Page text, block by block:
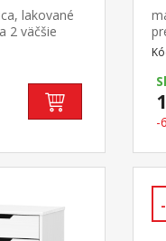
lakované
2 väčšie
-